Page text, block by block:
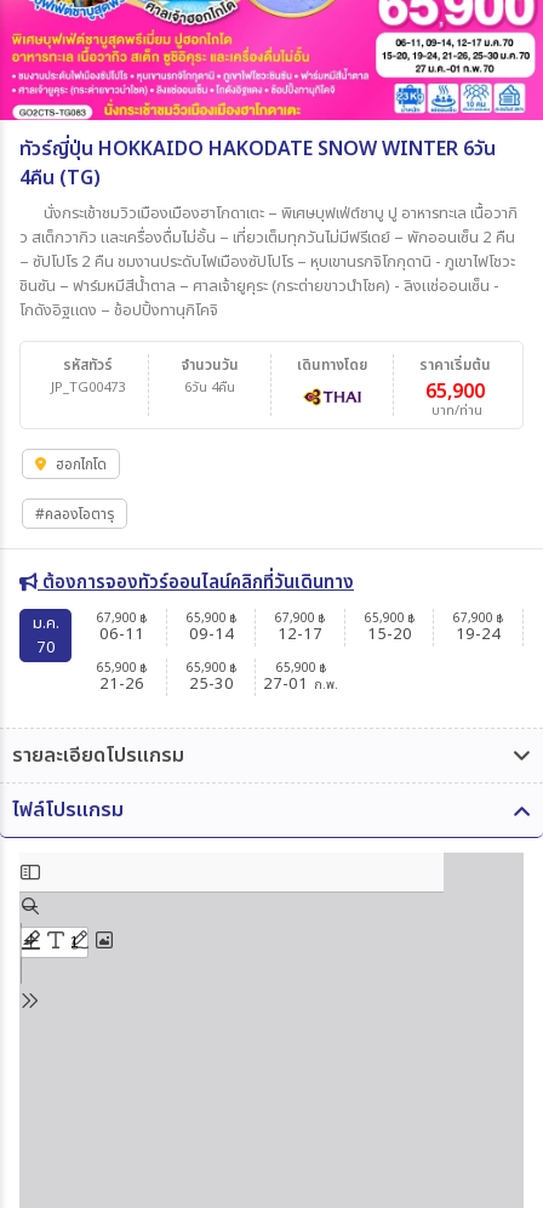
ทัวร์ญี่ปุ่น HOKKAIDO HAKODATE SNOW WINTER 6วัน
4คืน (TG)
นั่งกระเช้าชมวิวเมืองเมืองฮาโกดาเตะ – พิเศษบุฟเฟ่ต์ชาบู ปู อาหารทะเล เนื้อวากิ
ว สเต็กวากิว และเครื่องดื่มไม่อั้น – เที่ยวเต็มทุกวันไม่มีฟรีเดย์ – พักออนเซ็น 2 คืน
– ซัปโปโร 2 คืน ชมงานประดับไฟเมืองซัปโปโร – หุบเขานรกจิโกกุดานิ - ภูเขาไฟโชวะ
ชินซัน – ฟาร์มหมีสีน้ำตาล – ศาลเจ้ายูคุระ (กระต่ายขาวนำโชค) - ลิงแช่ออนเซ็น -
โกดังอิฐแดง – ช้อปปิ้งทานุกิโคจิ
รหัสทัวร์
JP_TG00473
จำนวนวัน
6วัน 4คืน
ราคาเริ่มต้น
65,900
บาท/ท่าน
เดินทางโดย
ฮอกไกโด
#คลองโอตารุ
ต้องการจองทัวร์ออนไลน์คลิกที่วันเดินทาง
ม.ค.
70
67,900 ฿
06-11
65,900 ฿
09-14
67,900 ฿
12-17
65,900 ฿
15-20
67,900 ฿
19-24
65,900 ฿
21-26
65,900 ฿
25-30
65,900 ฿
27-01 ก.พ.
รายละเอียดโปรแกรม
ไฟล์โปรแกรม